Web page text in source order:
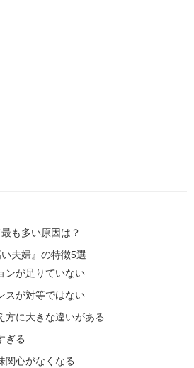
も多い原因は？
い夫婦』の特徴5選
ンが足りていない
スが対等ではない
方に大きな違いがある
ぎる
関心がなくなる